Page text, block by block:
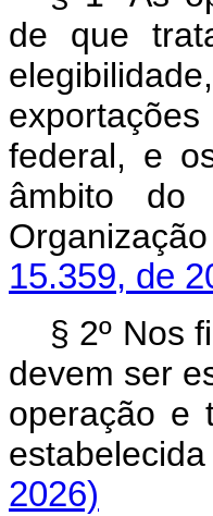
de que
federal, e
âmbito do
15.359, de
§ 2º Nos
devem ser
operação e
2026)